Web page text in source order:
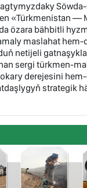
«Türkmenistan —
özara bähbitli
maslahat hem-
netijeli
sergi türkmen-
derejesini
strategik